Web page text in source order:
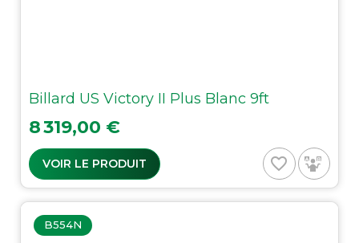
Billard US Victory II Plus Blanc 9ft
Prix
8 319,00 €
VOIR LE PRODUIT favorite_border
B554N